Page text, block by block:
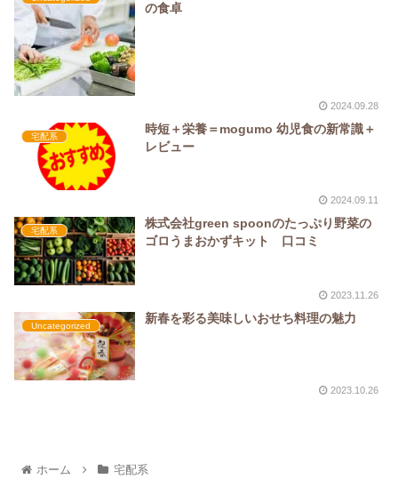
の食卓
2024.09.28
宅配系
時短＋栄養＝mogumo 幼児食の新常識＋
レビュー
2024.09.11
宅配系
株式会社green spoonのたっぷり野菜の
ゴロうまおかずキット 口コミ
2023.11.26
Uncategorized
新春を彩る美味しいおせち料理の魅力
2023.10.26
ホーム 宅配系